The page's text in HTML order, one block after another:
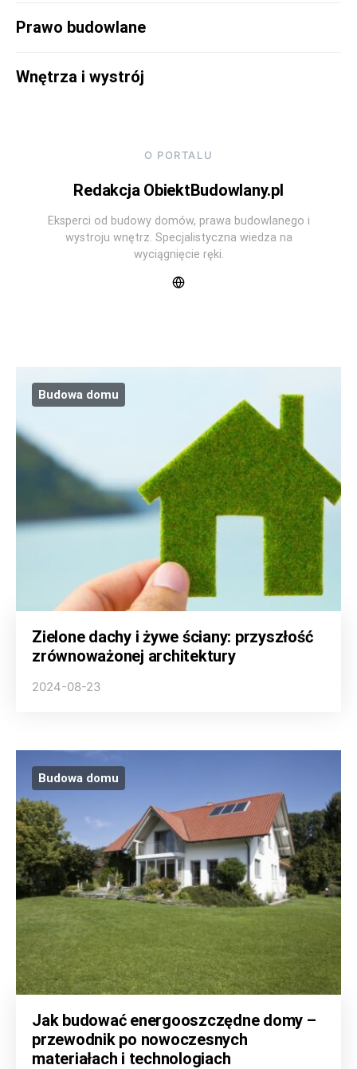
Prawo budowlane
Wnętrza i wystrój
O PORTALU
Redakcja ObiektBudowlany.pl
Eksperci od budowy domów, prawa budowlanego i
wystroju wnętrz. Specjalistyczna wiedza na
wyciągnięcie ręki.
Budowa domu
Zielone dachy i żywe ściany: przyszłość
zrównoważonej architektury
2024-08-23
Budowa domu
Jak budować energooszczędne domy –
przewodnik po nowoczesnych
materiałach i technologiach